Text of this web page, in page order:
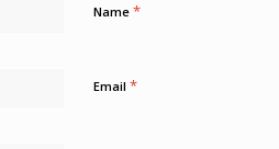
Name *
Email *